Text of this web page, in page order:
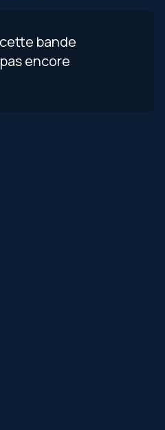
bande
encore